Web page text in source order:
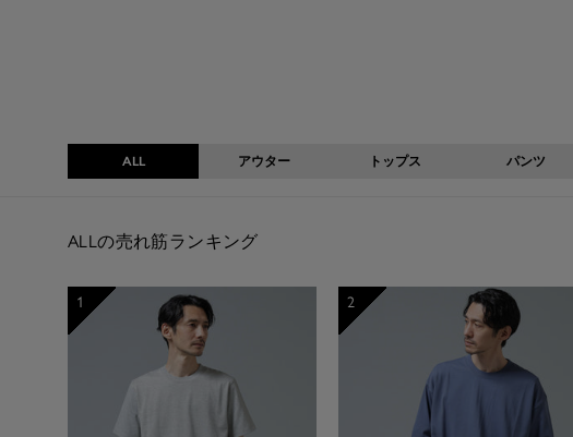
ALL アウター トップス パンツ
ALLの売れ筋ランキング
1 2